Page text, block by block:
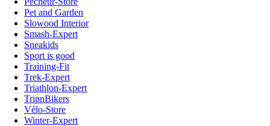
Pet and Garden
Slowood Interior
Smash-Expert
Sneakids
Sport is good
Training-Fit
Trek-Expert
Triathlon-Expert
TripnBikers
Vélo-Store
Winter-Expert